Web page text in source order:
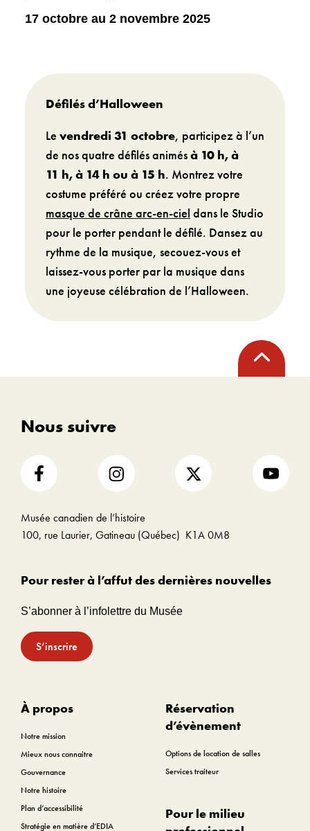
17 octobre au 2 novembre 2025
Défilés d’Halloween
Le vendredi 31 octobre, participez à l’un
de nos quatre défilés animésà 10 h, à
11 h, à 14 h ou à 15 h. Montrez votre
costume préféré ou créez votre propre
masque de crâne arc-en-ciel dans le Studio
pour le porter pendant le défilé. Dansez au
rythme de la musique, secouez-vous et
laissez-vous porter par la musique dans
une joyeuse célébration de l’Halloween.
Retour
en
Nous suivre
Musée canadien de l’histoire
100, rue Laurier, Gatineau (Québec) K1A 0M8
Pour rester à l’affut des dernières nouvelles
S’abonner à l’infolettre du Musée
S’inscrire
À propos
Notre mission
Mieux nous connaitre
Gouvernance
Notre histoire
Plan d’accessibilité
Stratégie en matière d’EDIA
Réservation
d’évènement
Options de location de salles
Services traiteur
Pour le milieu